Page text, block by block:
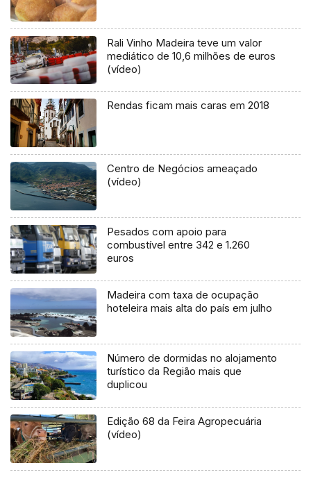
Rali Vinho Madeira teve um valor
mediático de 10,6 milhões de euros
(vídeo)
Rendas ficam mais caras em 2018
Centro de Negócios ameaçado
(vídeo)
Pesados com apoio para
combustível entre 342 e 1.260
euros
Madeira com taxa de ocupação
hoteleira mais alta do país em julho
Número de dormidas no alojamento
turístico da Região mais que
duplicou
Edição 68 da Feira Agropecuária
(vídeo)